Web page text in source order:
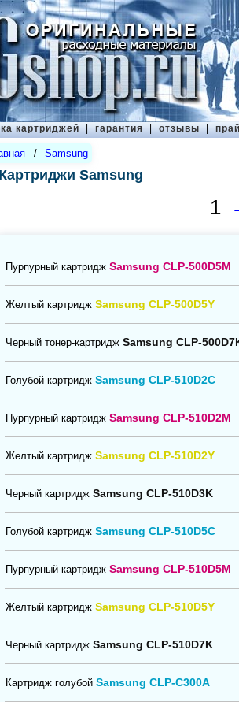
картриджей | гарантия | отзывы |
/ Samsung
Картриджи Samsung
1
Пурпурный картридж Samsung CLP-500D5M
Желтый картридж Samsung CLP-500D5Y
Черный тонер-картридж Samsung CLP-
Голубой картридж Samsung CLP-510D2C
Пурпурный картридж Samsung CLP-510D2M
Желтый картридж Samsung CLP-510D2Y
Черный картридж Samsung CLP-510D3K
Голубой картридж Samsung CLP-510D5C
Пурпурный картридж Samsung CLP-510D5M
Желтый картридж Samsung CLP-510D5Y
Черный картридж Samsung CLP-510D7K
Картридж голубой Samsung CLP-C300A